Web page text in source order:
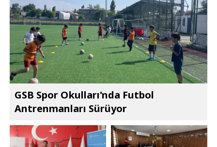
GSB Spor Okulları'nda Futbol
Antrenmanları Sürüyor